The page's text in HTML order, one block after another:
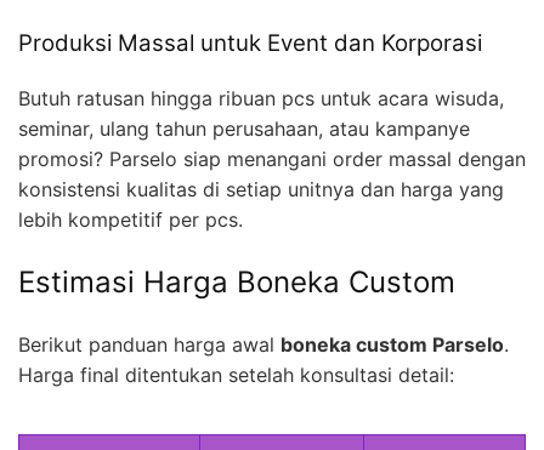
Produksi Massal untuk Event dan Korporasi
Butuh ratusan hingga ribuan pcs untuk acara wisuda,
seminar, ulang tahun perusahaan, atau kampanye
promosi? Parselo siap menangani order massal dengan
konsistensi kualitas di setiap unitnya dan harga yang
lebih kompetitif per pcs.
Estimasi Harga Boneka Custom
Berikut panduan harga awal boneka custom Parselo.
Harga final ditentukan setelah konsultasi detail: